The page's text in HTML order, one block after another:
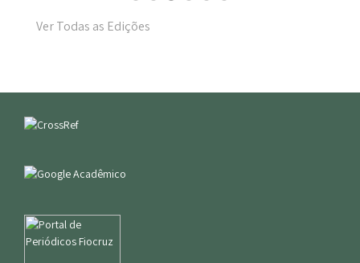
Ver Todas as Edições